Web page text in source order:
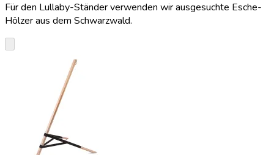
Für den Lullaby-Ständer verwenden wir ausgesuchte Esche-
Hölzer aus dem Schwarzwald.
keyboard_arrow_down